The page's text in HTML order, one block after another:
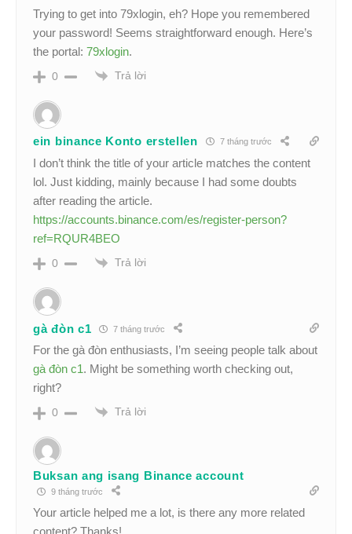
Trying to get into 79xlogin, eh? Hope you remembered
your password! Seems straightforward enough. Here’s
the portal: 79xlogin.
0 Trả lời
ein binance Konto erstellen 7 tháng trước
I don’t think the title of your article matches the content
lol. Just kidding, mainly because I had some doubts
after reading the article.
https://accounts.binance.com/es/register-person?
ref=RQUR4BEO
0 Trả lời
gà đòn c1 7 tháng trước
For the gà đòn enthusiasts, I’m seeing people talk about
gà đòn c1. Might be something worth checking out,
right?
0 Trả lời
Buksan ang isang Binance account
9 tháng trước
Your article helped me a lot, is there any more related